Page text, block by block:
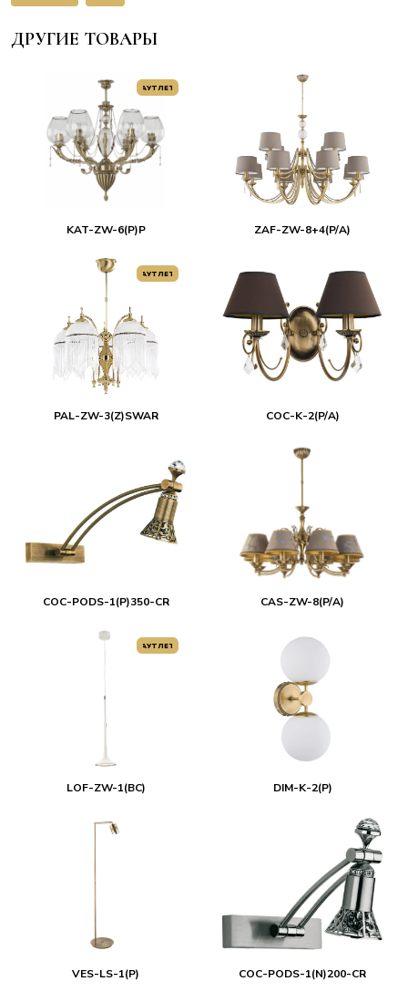
ДРУГИЕ ТОВАРЫ
АУТЛЕТ
KAT-ZW-6(P)P ZAF-ZW-8+4(P/A)
АУТЛЕТ
PAL-ZW-3(Z)SWAR COC-K-2(P/A)
COC-PODS-1(P)350-CR CAS-ZW-8(P/A)
АУТЛЕТ
LOF-ZW-1(BC) DIM-K-2(P)
VES-LS-1(P) COC-PODS-1(N)200-CR